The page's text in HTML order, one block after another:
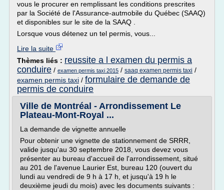
vous le procurer en remplissant les conditions prescrites
par la Société de l'Assurance-autmobile du Québec (SAAQ)
et disponibles sur le site de la SAAQ .
Lorsque vous détenez un tel permis, vous...
Lire la suite
Thèmes liés : reussite a l examen du permis a
conduire / examen permis taxi 2015 / saaq examen permis taxi /
examen permis taxi / formulaire de demande de
permis de conduire
Ville de Montréal - Arrondissement Le
Plateau-Mont-Royal ...
La demande de vignette annuelle
Pour obtenir une vignette de stationnement de SRRR,
valide jusqu'au 30 septembre 2018, vous devez vous
présenter au bureau d'accueil de l'arrondissement, situé
au 201 de l'avenue Laurier Est, bureau 120 (ouvert du
lundi au vendredi de 9 h à 17 h, et jusqu'à 19 h le
deuxième jeudi du mois) avec les documents suivants :